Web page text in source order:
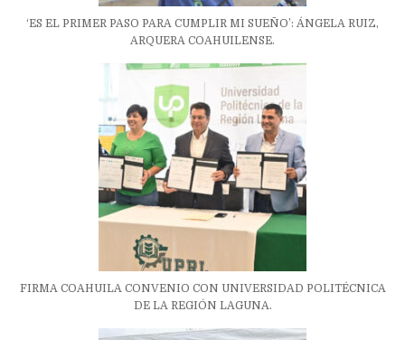
‘ES EL PRIMER PASO PARA CUMPLIR MI SUEÑO’: ÁNGELA RUIZ,
ARQUERA COAHUILENSE.
FIRMA COAHUILA CONVENIO CON UNIVERSIDAD POLITÉCNICA
DE LA REGIÓN LAGUNA.